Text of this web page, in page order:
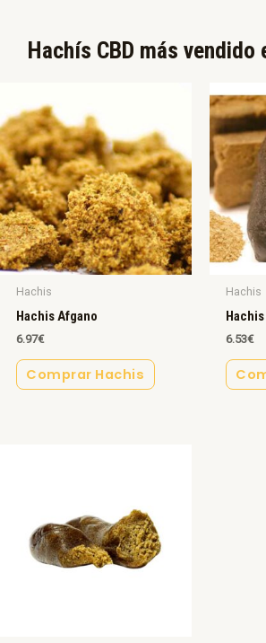
Hachís CBD más vendido
Hachis
Hachis Afgano
6.97€
Comprar Hachis
Hachis
6.53€